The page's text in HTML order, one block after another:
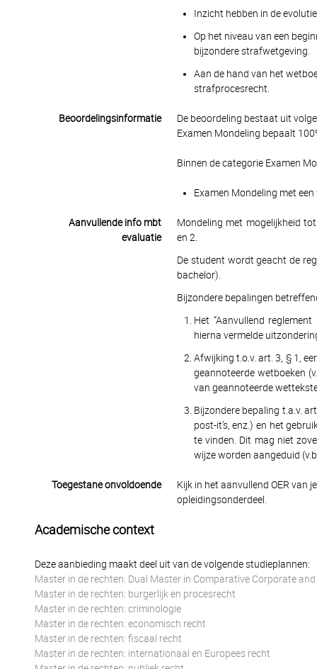
Inzicht hebben in de
Op het niveau van een
bijzondere strafwetgeving.
Aan de hand van het
strafprocesrecht.
Beoordelingsinformatie
De beoordeling bestaat uit
Examen Mondeling bepaalt
Binnen de categorie Examen
Examen Mondeling met
Aanvullende info mbt
evaluatie
Mondeling met mogelijkheid
en 2.
De student wordt geacht de
bachelor).
Bijzondere bepalingen
Het “Aanvullend
hierna vermelde
Afwijking t.o.v. art. 3, § 1,
geannoteerde wetboeken
van geannoteerde
Bijzondere bepaling t.a.v.
post-it’s, enz.) en het
te vinden. Dit mag niet
wijze worden aangeduid
Toegestane onvoldoende
Kijk in het aanvullend OER van
opleidingsonderdeel.
Academische context
Deze aanbieding maakt deel uit van de volgende studieplannen:
Master in de rechten: Dual Master in Comparative Corporate
Master in de rechten: burgerlijk en procesrecht
Master in de rechten: criminologie
Master in de rechten: economisch recht
Master in de rechten: fiscaal recht
Master in de rechten: internationaal en Europees recht